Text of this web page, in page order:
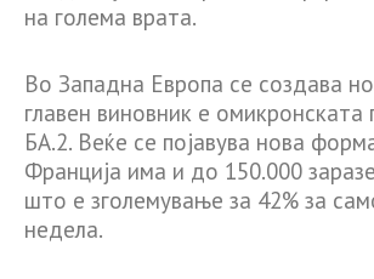
на голема врата.
Во Западна Европа се создава
главен виновник е омикронската
БА.2. Веќе се појавува нова
Франција има и до 150.000
што е зголемување за 42% за
недела.